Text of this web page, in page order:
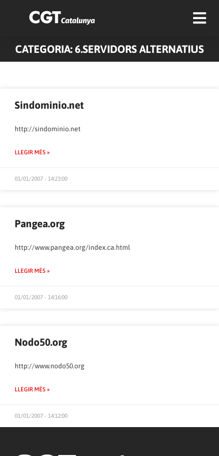
CATEGORIA: 6.SERVIDORS ALTERNATIUS
Sindominio.net
http://sindominio.net
LLEGIR MÉS »
01/01/2007 - 14:23:00
Pangea.org
http://www.pangea.org/index.ca.html
LLEGIR MÉS »
01/01/2007 - 14:16:00
Nodo50.org
http://www.nodo50.org
LLEGIR MÉS »
01/01/2007 - 14:12:00